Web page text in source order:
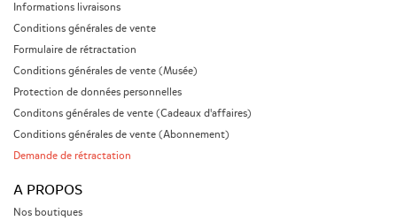
Informations livraisons
Conditions générales de vente
Formulaire de rétractation
Conditions générales de vente (Musée)
Protection de données personnelles
Conditons générales de vente (Cadeaux d'affaires)
Conditions générales de vente (Abonnement)
Demande de rétractation
A PROPOS
Nos boutiques